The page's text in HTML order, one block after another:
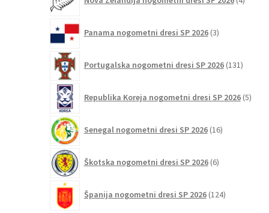
izdelki
Panama nogometni dresi SP 2026 3izdelki
Portugalska nogometni dresi SP 2026 131
Republika Koreja nogometni dresi SP 2026 5
Senegal nogometni dresi SP 2026 16izdelkov
Škotska nogometni dresi SP 2026 6izdelkov
Španija nogometni dresi SP 2026 124izdelkov